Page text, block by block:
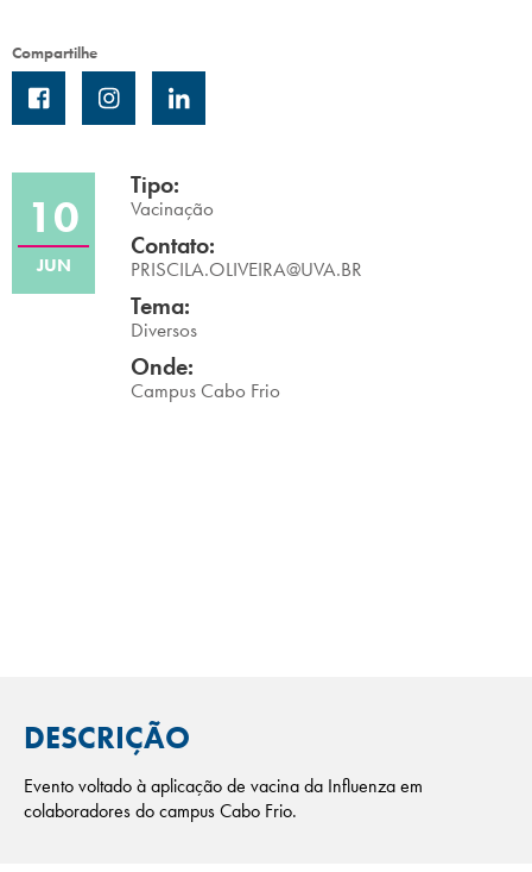
Atendimento (21) 2574 8888
INSCREVA-SE
ÁREA DO ALUNO
Compartilhe
10
JUN
Tipo:
Vacinação
Contato:
PRISCILA.OLIVEIRA@UVA.BR
Tema:
Diversos
Onde:
Campus Cabo Frio
DESCRIÇÃO
Evento voltado à aplicação de vacina da Influenza em
colaboradores do campus Cabo Frio.